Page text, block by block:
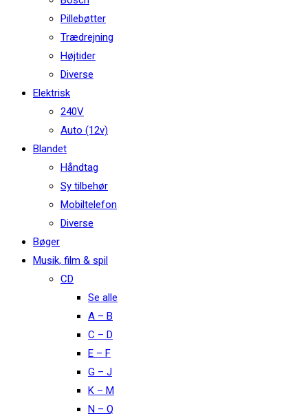
Pillebøtter
Trædrejning
Højtider
Diverse
Elektrisk
240V
Auto (12v)
Blandet
Håndtag
Sy tilbehør
Mobiltelefon
Diverse
Bøger
Musik, film & spil
CD
Se alle
A – B
C – D
E – F
G – J
K – M
N – Q